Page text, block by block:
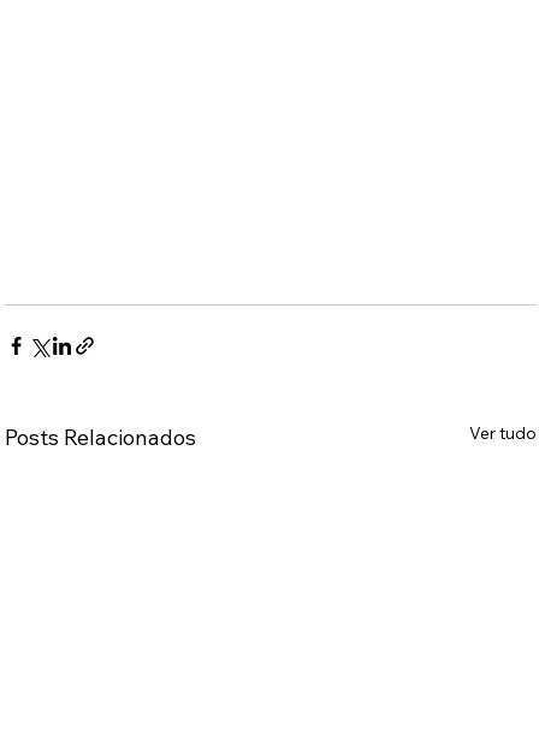
Posts Relacionados Ver tudo